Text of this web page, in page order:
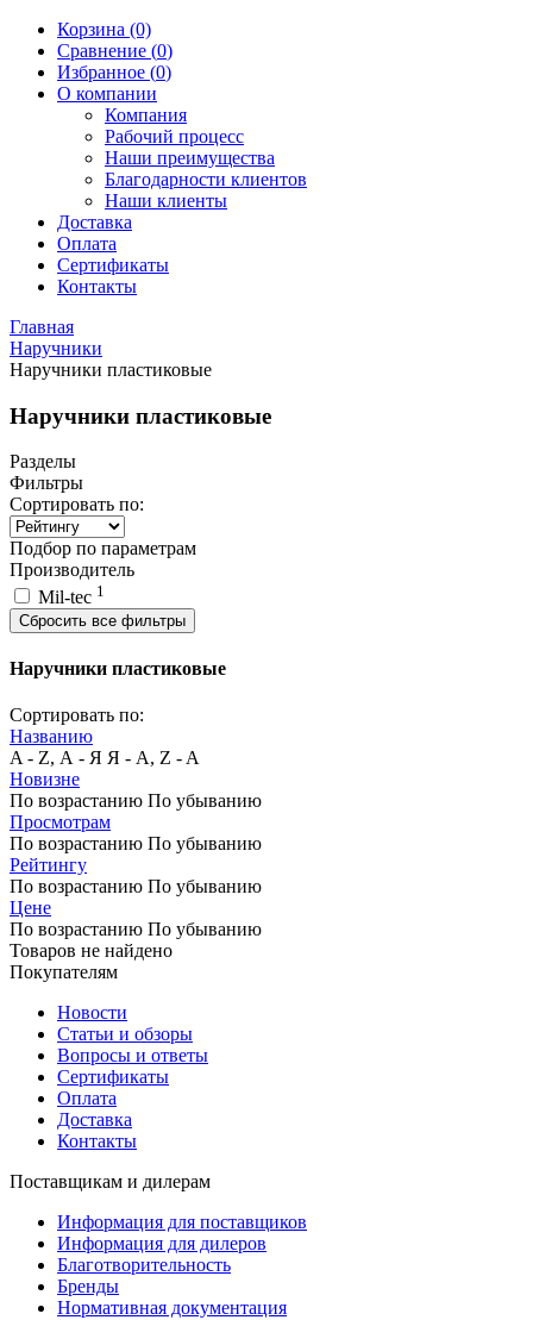
Корзина (0)
Сравнение (0)
Избранное (0)
О компании
Компания
Рабочий процесс
Наши преимущества
Благодарности клиентов
Наши клиенты
Доставка
Оплата
Сертификаты
Контакты
Главная
Наручники
Наручники пластиковые
Наручники пластиковые
Разделы
Фильтры
Сортировать по:
Подбор по параметрам
Производитель
Mil-tec 1
Сбросить все фильтры
Наручники пластиковые
Сортировать по:
Названию
A - Z, А - Я Я - А, Z - A
Новизне
По возрастанию По убыванию
Просмотрам
По возрастанию По убыванию
Рейтингу
По возрастанию По убыванию
Цене
По возрастанию По убыванию
Товаров не найдено
Покупателям
Новости
Статьи и обзоры
Вопросы и ответы
Сертификаты
Оплата
Доставка
Контакты
Поставщикам и дилерам
Информация для поставщиков
Информация для дилеров
Благотворительность
Бренды
Нормативная документация